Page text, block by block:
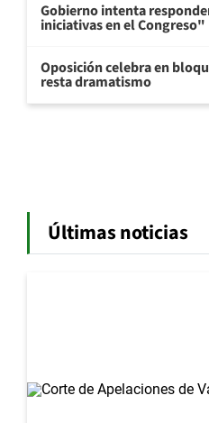
Gobierno intenta
iniciativas en el Congreso"
Oposición celebra en
resta dramatismo
Últimas noticias